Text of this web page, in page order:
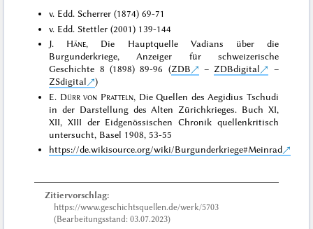
v. Edd. Scherrer (1874) 69-71
v. Edd. Stettler (2001) 139-144
J. Häne, Die Hauptquelle Vadians über die
Burgunderkriege, Anzeiger für schweizerische
Geschichte 8 (1898) 89-96 (ZDB –ZDBdigital
–
ZSdigital
)
E. Dürr von Pratteln, Die Quellen des Aegidius Tschudi
in der Darstellung des Alten Zürichkrieges. Buch XI,
XII, XIII der Eidgenössischen Chronik quellenkritisch
untersucht, Basel 1908, 53-55
https://de.wikisource.org/wiki/Burgunderkriege#Meinrad
Zitiervorschlag:
https://www.geschichtsquellen.de/werk/5703
(Bearbeitungsstand: 03.07.2023)